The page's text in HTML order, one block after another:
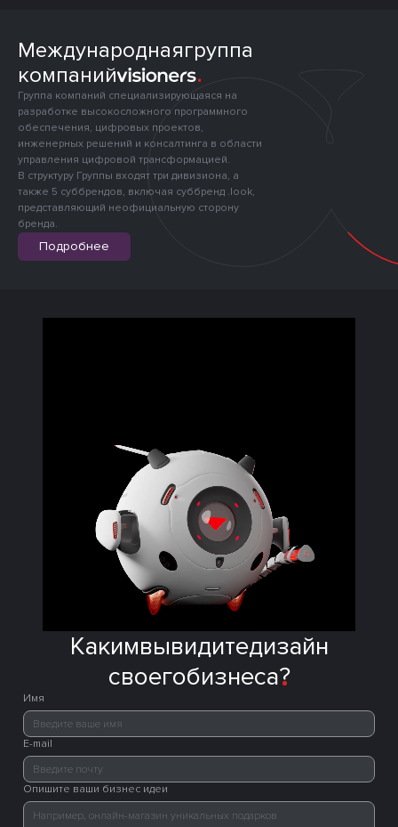
Международнаягруппа
компаний
Группа компаний специализирующаяся на
разработке высокосложного программного
обеспечения, цифровых проектов,
инженерных решений и консалтинга в области
управления цифровой трансформацией.
В структуру Группы входят три дивизиона, а
также 5 суббрендов, включая суббренд .look,
представляющий неофициальную сторону
бренда.
Подробнее
Какимвывидитедизайн
своегобизнеса?
Имя
E-mail
Опишите ваши бизнес идеи